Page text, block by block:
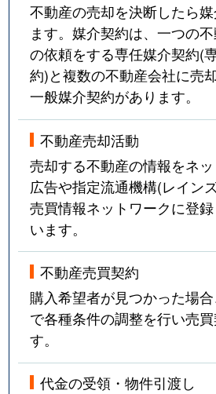
不動産の売却を決断したら
ます。媒介契約は、一つの
の依頼をする専任媒介契約(
約)と複数の不動産会社に売
一般媒介契約があります。
不動産売却活動
売却する不動産の情報をネ
広告や指定流通機構(レイン
売買情報ネットワークに登
います。
不動産売買契約
購入希望者が見つかった場
で各種条件の調整を行い売
す。
代金の受領・物件引渡し